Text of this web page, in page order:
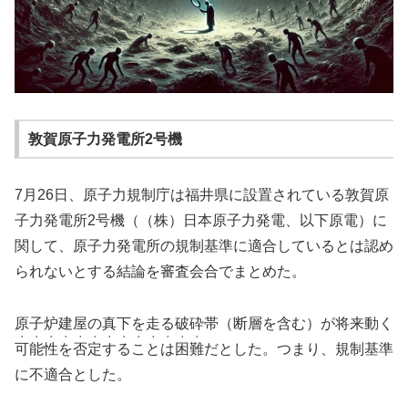
敦賀原子力発電所2号機
7月26日、原子力規制庁は福井県に設置されている敦賀原
子力発電所2号機（（株）日本原子力発電、以下原電）に
関して、原子力発電所の規制基準に適合しているとは認め
られないとする結論を審査会合でまとめた。
原子炉建屋の真下を走る破砕帯（断層を含む）が将来動く
可能性を否定することは困難
・・・・・・・・・・・・・
だとした。つまり、規制基準
に不適合とした。